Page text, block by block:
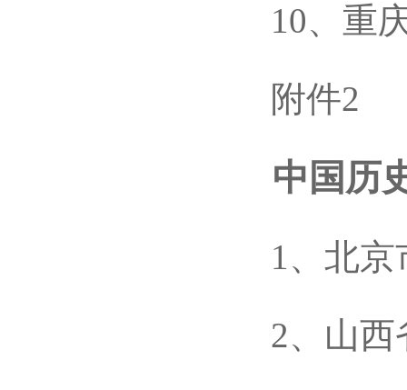
10、重庆
附件2
中国历史
1、北京市
2、山西